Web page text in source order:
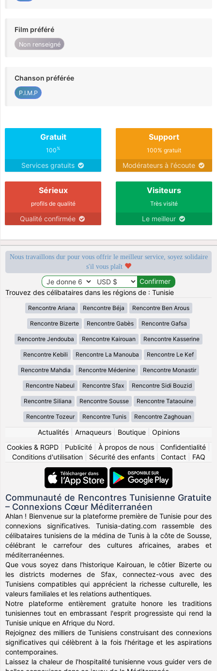
Film préféré
Non renseigné
Chanson préférée
P.I.M.P
Gratuit
100%
Services gratuits
Support
100% gratuit
Modérateurs à l'écoute
Sérieux
profils de qualité
Qualité confirmée
Visiteurs
Très visité
Le meilleur
Nous travaillons dur pour vous offrir le meilleur service, soyez solidaire
s'il vous plaît
Trouvez des célibataires dans les régions de : Tunisie
Rencontre Ariana Rencontre Béja Rencontre Ben Arous
Rencontre Bizerte Rencontre Gabès Rencontre Gafsa
Rencontre Jendouba Rencontre Kairouan Rencontre Kasserine
Rencontre Kebili Rencontre La Manouba Rencontre Le Kef
Rencontre Mahdia Rencontre Médenine Rencontre Monastir
Rencontre Nabeul Rencontre Sfax Rencontre Sidi Bouzid
Rencontre Siliana Rencontre Sousse Rencontre Tataouine
Rencontre Tozeur Rencontre Tunis Rencontre Zaghouan
Actualités| Arnaqueurs| Boutique| Opinions
Cookies & RGPD
Publicité À propos de nous Confidentialité
Conditions d'utilisation| Sécurité des enfants| Contact| FAQ
Communauté de Rencontres Tunisienne Gratuite
– Connexions Cœur Méditerranéen
Ahlan ! Bienvenue sur la plateforme première de Tunisie pour des
connexions significatives. Tunisia-dating.com rassemble des
célibataires tunisiens de la médina de Tunis à la côte de Sousse,
célébrant le carrefour des cultures africaines, arabes et
méditerranéennes.
Que vous soyez dans l'historique Kairouan, le côtier Bizerte ou
les districts modernes de Sfax, connectez-vous avec des
Tunisiens compatibles qui apprécient la richesse culturelle, les
valeurs familiales et les relations authentiques.
Notre plateforme entièrement gratuite honore les traditions
tunisiennes tout en embrassant l'esprit progressiste qui rend la
Tunisie unique en Afrique du Nord.
Rejoignez des milliers de Tunisiens construisant des connexions
significatives qui célèbrent à la fois l'héritage et les aspirations
contemporaines.
Laissez la chaleur de l'hospitalité tunisienne vous guider vers de